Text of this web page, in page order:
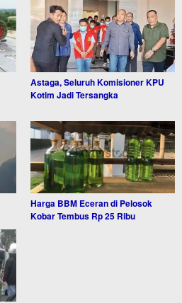
Astaga, Seluruh Komisioner KPU
Kotim Jadi Tersangka
Harga BBM Eceran di Pelosok
Kobar Tembus Rp 25 Ribu